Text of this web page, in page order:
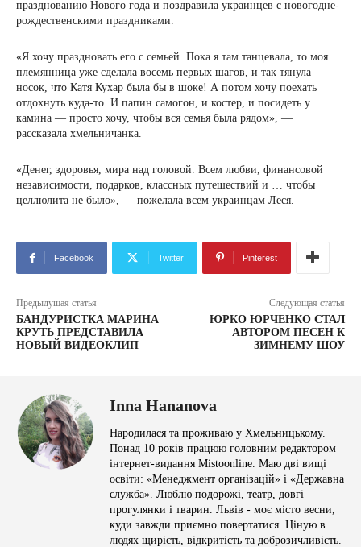
празднованию Нового года и поздравила украинцев с новогодне-
рождественскими праздниками.
«Я хочу праздновать его с семьей. Пока я там танцевала, то моя
племянница уже сделала восемь первых шагов, и так тянула
носок, что Катя Кухар была бы в шоке! А потом хочу поехать
отдохнуть куда-то. И папин самогон, и костер, и посидеть у
камина — просто хочу, чтобы вся семья была рядом», —
рассказала хмельничанка.
«Денег, здоровья, мира над головой. Всем любви, финансовой
независимости, подарков, классных путешествий и … чтобы
целлюлита не было», — пожелала всем украинцам Леся.
Facebook Twitter Pinterest
Предыдущая статья
БАНДУРИСТКА МАРИНА
КРУТЬ ПРЕДСТАВИЛА
НОВЫЙ ВИДЕОКЛИП
Следующая статья
ЮРКО ЮРЧЕНКО СТАЛ
АВТОРОМ ПЕСЕН К
ЗИМНЕМУ ШОУ
Inna Hananova
Народилася та проживаю у Хмельницькому.
Понад 10 років працюю головним редактором
інтернет-видання Mistoonline. Маю дві вищі
освіти: «Менеджмент організацій» і «Державна
служба». Люблю подорожі, театр, довгі
прогулянки і тварин. Львів - моє місто весни,
куди завжди приємно повертатися. Ціную в
людях щирість, відкритість та доброзичливість.